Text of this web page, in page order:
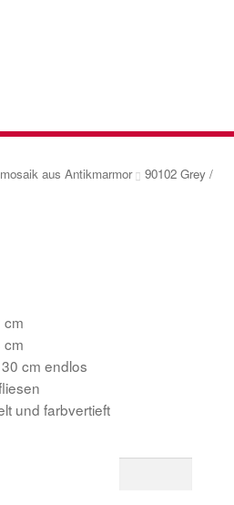
aus Antikmarmor
90102 Grey /
cm
cm
cm endlos
und farbvertieft